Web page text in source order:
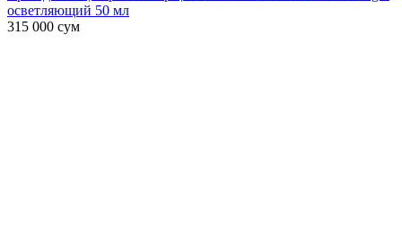
осветляющий 50 мл
315 000 сум